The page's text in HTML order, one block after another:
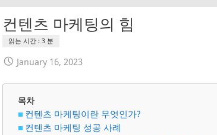
컨텐츠 마케팅의 힘
January 16, 2023
목차
컨텐츠 마케팅이란 무엇인가?
컨텐츠 마케팅 성공 사례